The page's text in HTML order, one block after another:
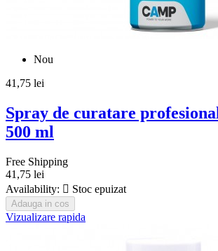
Nou
41,75 lei
Spray de curatare
500 ml
Free Shipping
41,75 lei
Availability:  Stoc epuizat
Adauga in cos
Vizualizare rapida